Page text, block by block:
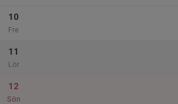
10
Fre
11
Lör
12
Sön